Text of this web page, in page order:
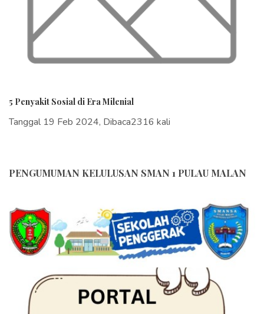
PENGUMUMAN KELULUSAN SMAN 1 PULAU MALAN
5 Penyakit Sosial di Era Milenial
Tanggal 19 Feb 2024, Dibaca2316 kali